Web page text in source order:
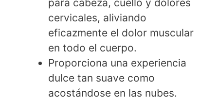
para cabeza, cuello y dolores
cervicales, aliviando
eficazmente el dolor muscular
en todo el cuerpo.
Proporciona una experiencia
dulce tan suave como
acostándose en las nubes.